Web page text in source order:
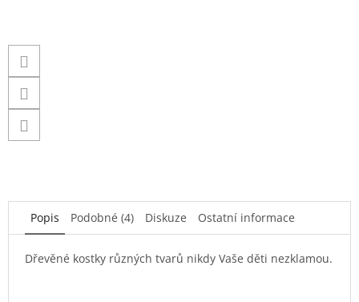
Popis Podobné (4) Diskuze Ostatní informace
Dřevěné kostky různých tvarů nikdy Vaše děti nezklamou.